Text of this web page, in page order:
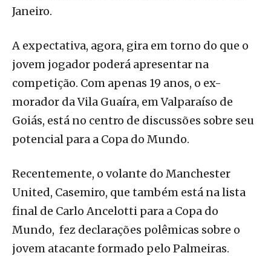
Janeiro.
A expectativa, agora, gira em torno do que o
jovem jogador poderá apresentar na
competição. Com apenas 19 anos, o ex-
morador da Vila Guaíra, em Valparaíso de
Goiás, está no centro de discussões sobre seu
potencial para a Copa do Mundo.
Recentemente, o volante do Manchester
United, Casemiro, que também está na lista
final de Carlo Ancelotti para a Copa do
Mundo, fez declarações polêmicas sobre o
jovem atacante formado pelo Palmeiras.